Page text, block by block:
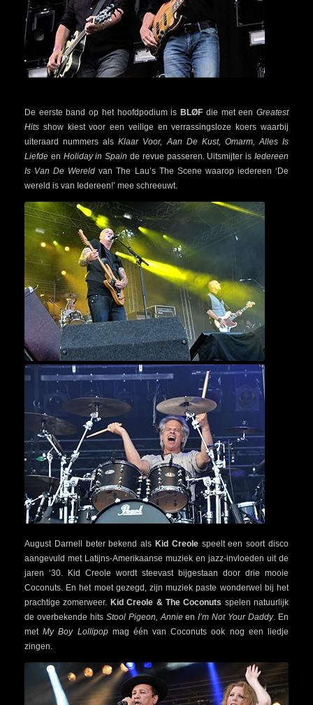
De eerste band op het hoofdpodium is BLØF die met eenGreatest
Hits show kiest voor een veilige en verrassingsloze koers waarbij
uiteraard nummers alsKlaar Voor, Aan De Kust, Omarm, Alles Is
Liefde en Holiday in Spainde revue passeren. Uitsmijter isIedereen
Is Van De Wereldvan The Lau’s The Scene waarop iedereen ‘De
wereld is van Iedereen!’ mee schreeuwt.
August Darnell beter bekend als Kid Creole speelt een soort disco
aangevuld met Latijns-Amerikaanse muziek en jazz-invloeden uit de
jaren ‘30. Kid Creole wordt steevast bijgestaan door drie mooie
Coconuts. En het moet gezegd, zijn muziek paste wonderwel bij het
prachtige zomerweer. Kid Creole & The Coconuts spelen natuurlijk
de overbekende hits Stool Pigeon, Annieen I’m Not Your Daddy. En
metMy Boy Lollipop mag één van Coconuts ook nog een liedje
zingen.